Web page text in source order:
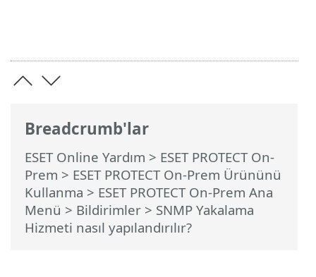
Breadcrumb'lar
ESET Online Yardım > ESET PROTECT On-
Prem > ESET PROTECT On-Prem Ürününü
Kullanma > ESET PROTECT On-Prem Ana
Menü > Bildirimler > SNMP Yakalama
Hizmeti nasıl yapılandırılır?